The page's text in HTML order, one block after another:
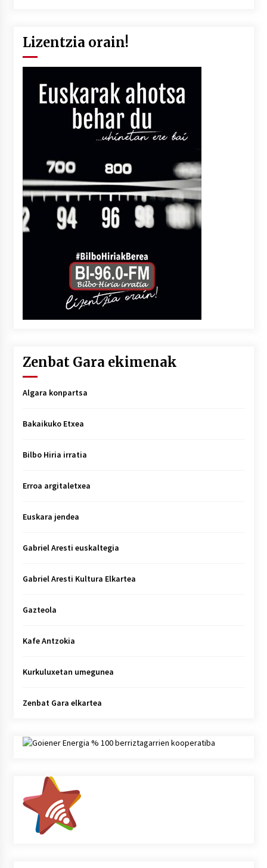
Lizentzia orain!
Zenbat Gara ekimenak
Algara konpartsa
Bakaikuko Etxea
Bilbo Hiria irratia
Erroa argitaletxea
Euskara jendea
Gabriel Aresti euskaltegia
Gabriel Aresti Kultura Elkartea
Gazteola
Kafe Antzokia
Kurkuluxetan umegunea
Zenbat Gara elkartea